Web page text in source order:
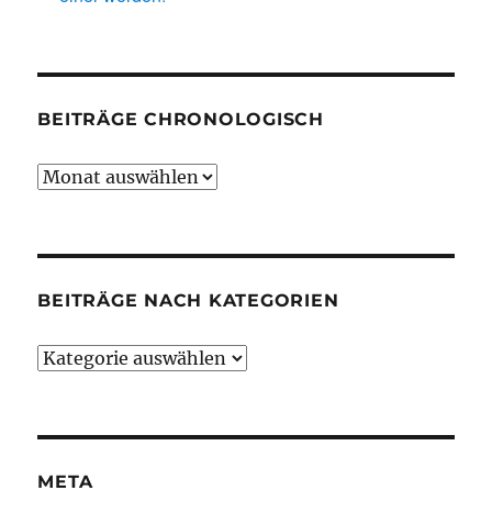
BEITRÄGE CHRONOLOGISCH
Beiträge
BEITRÄGE NACH KATEGORIEN
Beiträge
META